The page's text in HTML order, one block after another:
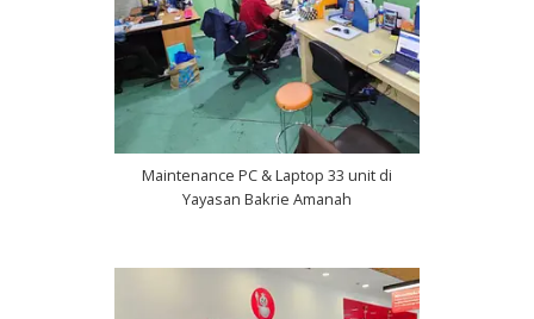
Maintenance PC & Laptop 33 unit di
Yayasan Bakrie Amanah